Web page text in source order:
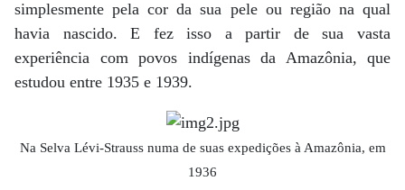
simplesmente pela cor da sua pele ou região na qual
havia nascido. E fez isso a partir de sua vasta
experiência com povos indígenas da Amazônia, que
estudou entre 1935 e 1939.
Na Selva Lévi-Strauss numa de suas expedições à Amazônia, em
1936